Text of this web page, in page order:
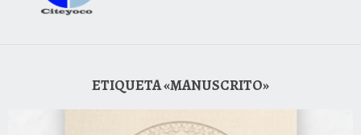
ETIQUETA «MANUSCRITO»